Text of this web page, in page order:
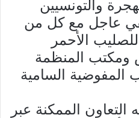
والتونسيين
عاجل مع كل من
الأحمر
ومكتب المنظمة
المفوضية السامية
التعاون الممكنة عبر